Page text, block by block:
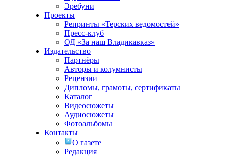
Эребуни
Проекты
Репринты «Терских ведомостей»
Пресс-клуб
ОД «За наш Владикавказ»
Издательство
Партнёры
Авторы и колумнисты
Рецензии
Дипломы, грамоты, сертификаты
Каталог
Видеосюжеты
Аудиосюжеты
Фотоальбомы
Контакты
О газете
Редакция